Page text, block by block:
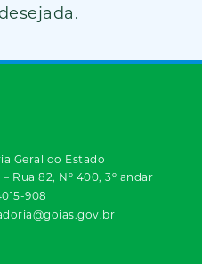
desejada.
Geral do Estado
Rua 82, Nº 400, 3º andar
908